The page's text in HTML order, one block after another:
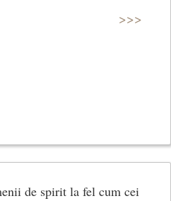
>>>
de spirit la fel cum cei